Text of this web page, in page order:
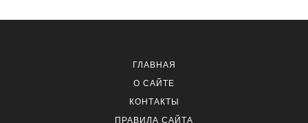
ГЛАВНАЯ
О САЙТЕ
КОНТАКТЫ
ПРАВИЛА САЙТА